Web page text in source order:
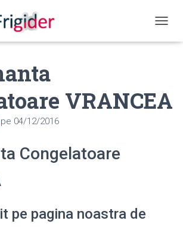
VRANCEA
pe 04/12/2016
Congelatoare
pe pagina noastra de